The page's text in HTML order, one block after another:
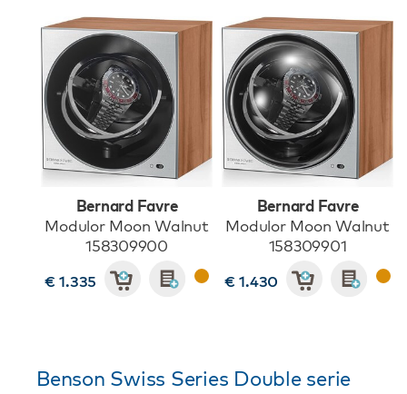
Bernard Favre
Modulor Moon Walnut
158309900
€ 1.335
Bernard Favre
Modulor Moon Walnut
158309901
€ 1.430
Benson Swiss Series Double serie